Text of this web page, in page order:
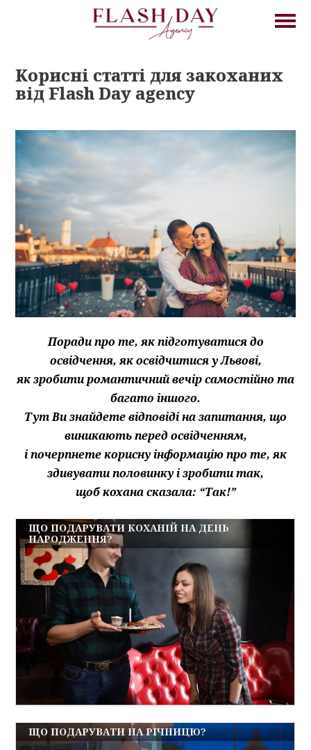
Корисні статті для закоханих
від Flash Day agency
Поради про те, як підготуватися до
освідчення, як освідчитися у Львові,
як зробити романтичний вечір самостійно та
багато іншого.
Тут Ви знайдете відповіді на запитання, що
виникають перед освідченням,
і почерпнете корисну інформацію про те, як
здивувати половинку і зробити так,
щоб кохана сказала: “Так!”
ЩО ПОДАРУВАТИ КОХАНІЙ НА ДЕНЬ
НАРОДЖЕННЯ?
ЩО ПОДАРУВАТИ НА РІЧНИЦЮ?